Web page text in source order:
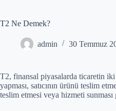
T2 Ne Demek?
admin 30 Temmuz
T2, finansal piyasalarda ticaretin iki
yapması, satıcının ürünü teslim
teslim etmesi veya hizmeti